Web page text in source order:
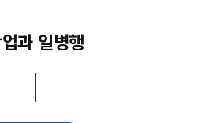
과 일병행